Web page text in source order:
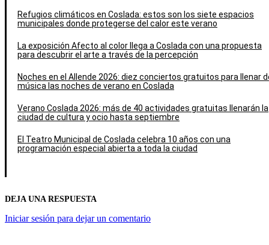
Refugios climáticos en Coslada: estos son los siete espacios
municipales donde protegerse del calor este verano
La exposición Afecto al color llega a Coslada con una propuesta
para descubrir el arte a través de la percepción
Noches en el Allende 2026: diez conciertos gratuitos para llenar
música las noches de verano en Coslada
Verano Coslada 2026: más de 40 actividades gratuitas llenarán la
ciudad de cultura y ocio hasta septiembre
El Teatro Municipal de Coslada celebra 10 años con una
programación especial abierta a toda la ciudad
DEJA UNA RESPUESTA
Iniciar sesión para dejar un comentario